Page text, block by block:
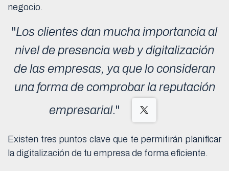
negocio.
"Los clientes dan mucha importancia al
nivel de presencia web y digitalización
de las empresas, ya que lo consideran
una forma de comprobar la reputación
empresarial."
Existen tres puntos clave que te permitirán planificar
la digitalización de tu empresa de forma eficiente.